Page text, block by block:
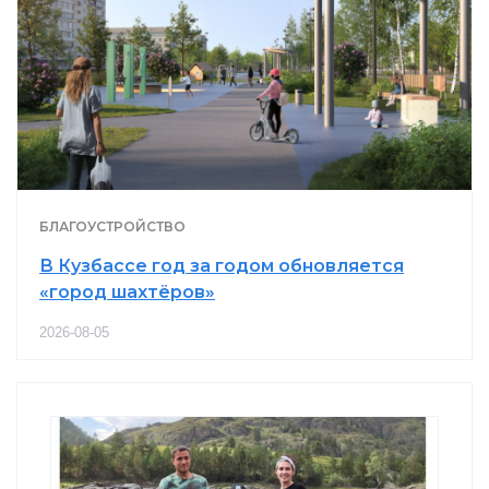
БЛАГОУСТРОЙСТВО
В Кузбассе год за годом обновляется
«город шахтёров»
2026-08-05